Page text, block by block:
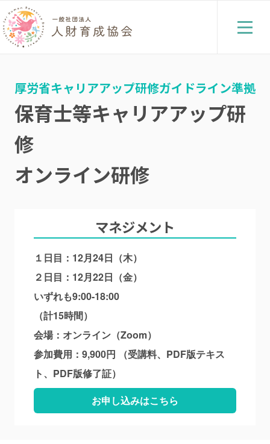
厚労省キャリアアップ研修ガイドライン準拠
保育士等キャリアアップ研
修
オンライン研修
マネジメント
１日目：12月24日（木）
２日目：12月22日（金）
いずれも9:00-18:00
（計15時間）
会場：オンライン（Zoom）
参加費用：9,900円 （受講料、PDF版テキス
ト、PDF版修了証）
お申し込みはこちら